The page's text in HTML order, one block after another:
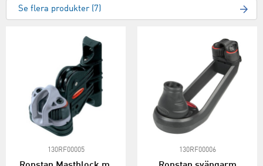
Se flera produkter (7)
130RF00005 130RF00006